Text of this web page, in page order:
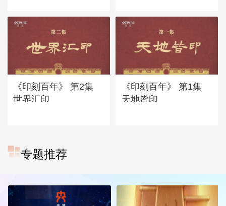
《印刻百年》 第2集
世界汇印
《印刻百年》 第1集
天地皆印
专题推荐